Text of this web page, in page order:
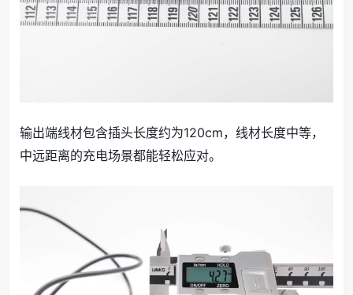
输出端线材包含插头长度约为120cm，线材长度中等，
中远距离的充电场景都能轻松应对。